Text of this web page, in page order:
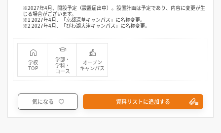
※2027年4月、開設予定（設置届出中）。設置計画は予定であり、内容に変更が生
じる場合がございます。
※1 2027年4月、「京都深草キャンパス」に名称変更。
※2 2027年4月、「びわ湖大津キャンパス」に名称変更。
学校
TOP
学部・
学科・
コース
オープン
キャンパス
気になる 資料リストに追加する